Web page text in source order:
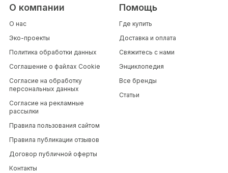
О компании
О нас
Эко-проекты
Политика обработки данных
Соглашение о файлах Cookie
Согласие на обработку
персональных данных
Согласие на рекламные
рассылки
Правила пользования сайтом
Правила публикации отзывов
Договор публичной оферты
Контакты
Помощь
Где купить
Доставка и оплата
Свяжитесь с нами
Энциклопедия
Все бренды
Статьи